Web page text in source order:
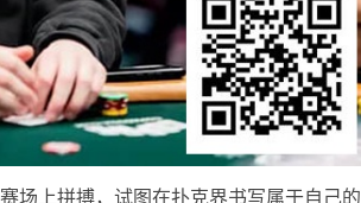
场上拼搏，试图在扑克界书写属于自己的